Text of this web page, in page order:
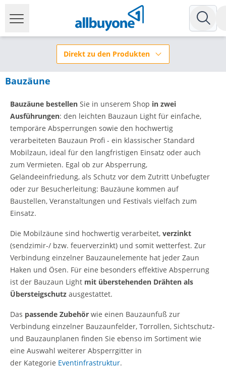
Direkt zu den Produkten
Bauzäune
Bauzäune bestellen Sie in unserem Shop in zwei
Ausführungen: den leichten Bauzaun Light für einfache,
temporäre Absperrungen sowie den hochwertig
verarbeiteten Bauzaun Profi - ein klassischer Standard
Mobilzaun, ideal für den langfristigen Einsatz oder auch
zum Vermieten. Egal ob zur Absperrung,
Geländeeinfriedung, als Schutz vor dem Zutritt Unbefugter
oder zur Besucherleitung: Bauzäune kommen auf
Baustellen, Veranstaltungen und Festivals vielfach zum
Einsatz.
Die Mobilzäune sind hochwertig verarbeitet, verzinkt
(sendzimir-/ bzw. feuerverzinkt) und somit wetterfest. Zur
Verbindung einzelner Bauzaunelemente hat jeder Zaun
Haken und Ösen. Für eine besonders effektive Absperrung
ist der Bauzaun Light mit überstehenden Drähten als
Übersteigschutz ausgestattet.
Das passende Zubehör wie einen Bauzaunfuß zur
Verbindung einzelner Bauzaunfelder, Torrollen, Sichtschutz-
und Bauzaunplanen finden Sie ebenso im Sortiment wie
eine Auswahl weiterer Absperrgitter in
der Kategorie Eventinfrastruktur.